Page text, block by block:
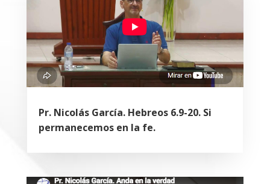
Pr. Nicolás García. Hebreos 6.9-20. Si
permanecemos en la fe.